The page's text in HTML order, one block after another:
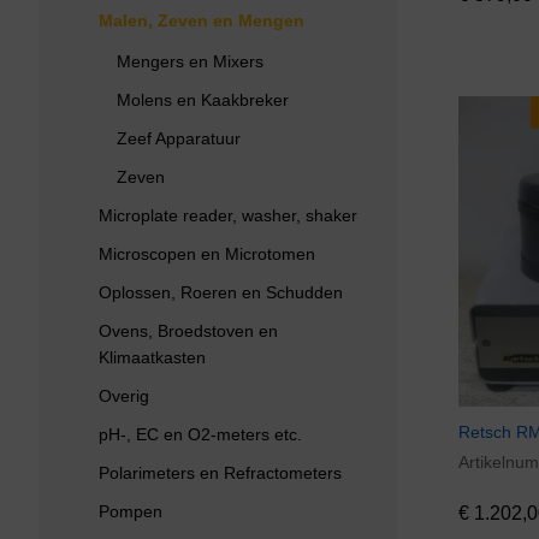
Retsch
€
€
Malen, Zeven en Mengen
Mengers en Mixers
Molens en Kaakbreker
Zeef Apparatuur
Zeven
Microplate reader, washer, shaker
Microscopen en Microtomen
Oplossen, Roeren en Schudden
Ovens, Broedstoven en
Klimaatkasten
Overig
pH-, EC en O2-meters etc.
Polarimeters en Refractometers
Pompen